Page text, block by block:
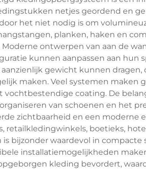
netjes geordend en
het niet nodig is om
planken, haken en
Moderne ontwerpen van aan de
kunnen aanpassen aan
gewicht kunnen
maken. Veel systemen maken
coating. De
van schoenen en het
zichtbaarheid en een moderne
retailkledingwinkels, boetieks,
bijzonder waardevol in
installatiemogelijkheden
kleding bevordert,